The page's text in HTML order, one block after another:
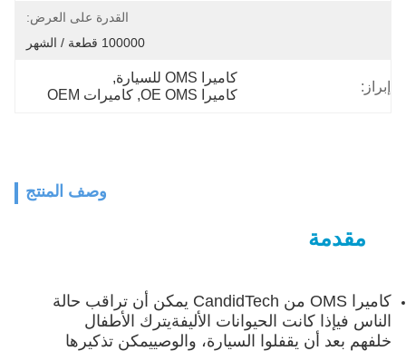
القدرة على العرض:
100000 قطعة / الشهر
إبراز:
كاميرا OMS للسيارة
,
كاميرا OE OMS
, كاميرات OEM
وصف المنتج
مقدمة
كاميرا OMS من CandidTech يمكن أن تراقب حالة
الناس فيإذا كانت الحيوانات الأليفةيترك الأطفال
خلفهم بعد أن يقفلوا السيارة، والوصييمكن تذكيرها